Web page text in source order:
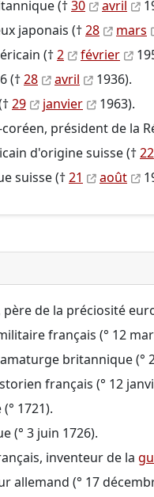
(†30 avril
japonais (†28 mars
(†2 février
(†28 avril
1936).
29 janvier
1963).
président de la
d'origine suisse (†22
suisse (†21 août
père de la préciosité
français (° 12
britannique (°
français (° 12
1721).
(° 3 juin 1726).
inventeur de la
allemand (° 17